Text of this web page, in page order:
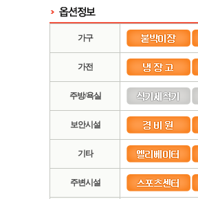
가구
가전
주방/욕실
보안시설
기타
주변시설